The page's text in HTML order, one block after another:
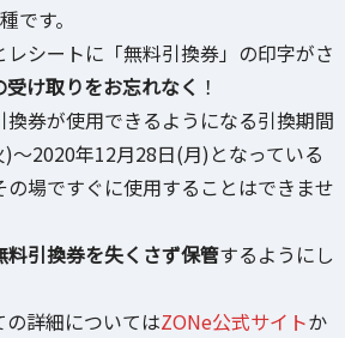
です。
シートに「無料引換券」の印字がさ
受け取りをお忘れなく ！
換券が使用できるようになる引換期間
～2020年12月28日(月)となっている
の場ですぐに使用することはできませ
引換券を失くさず保管するようにし
詳細についてはZONe公式サイトか